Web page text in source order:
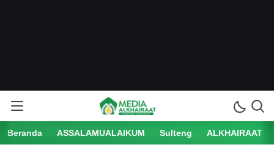
Beranda ASSALAMUALAIKUM Sulteng ALKHAIRAAT